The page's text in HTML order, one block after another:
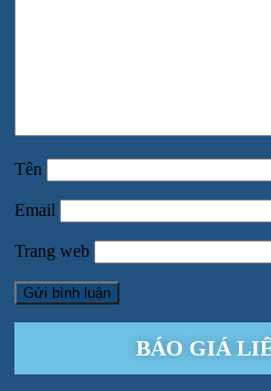
Tên
Email
Trang web
BÁO GIÁ